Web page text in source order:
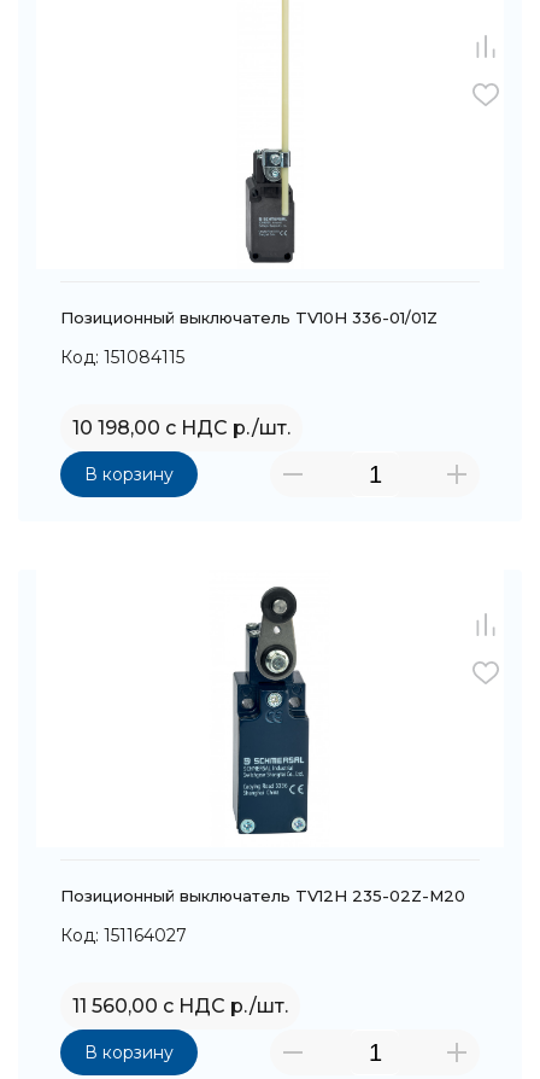
Позиционный выключатель TV10H 336-01/01Z
Код: 151084115
10 198,00 с НДС р./шт.
В корзину
Позиционный выключатель TV12H 235-02Z-M20
Код: 151164027
11 560,00 с НДС р./шт.
В корзину